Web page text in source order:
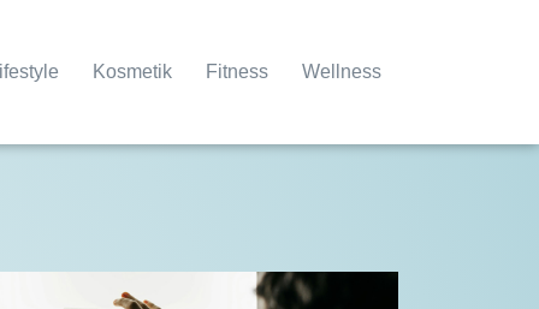
Kosmetik Fitness Wellness